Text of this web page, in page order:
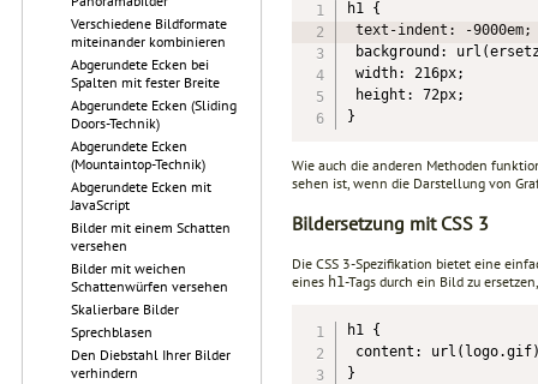
Verschiedene Bildformate
miteinander kombinieren
Abgerundete Ecken bei
Spalten mit fester Breite
Abgerundete Ecken (Sliding
Doors-Technik)
Abgerundete Ecken
(Mountaintop-Technik)
Abgerundete Ecken mit
JavaScript
Bilder mit einem Schatten
versehen
Bilder mit weichen
Schattenwürfen versehen
Skalierbare Bilder
Sprechblasen
Den Diebstahl Ihrer Bilder
verhindern
h1 {
text-indent: -9000em;
background:
width: 216px;
height: 72px;
}
Wie auch die anderen Methoden
sehen ist, wenn die Darstellung von
Bildersetzung mit CSS 3
Die CSS 3-Spezifikation bietet eine
eines h1-Tags durch ein Bild zu
h1 {
content:
}